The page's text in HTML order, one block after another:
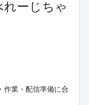
ーじちゃ
作業・配信準備に合